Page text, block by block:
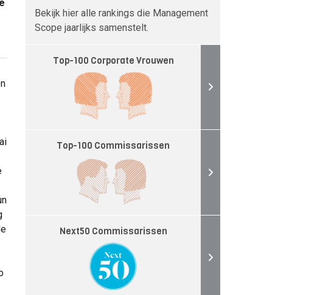
Bekijk hier alle rankings die Management
Scope jaarlijks samenstelt.
Top-100 Corporate Vrouwen
Top-100 Commissarissen
Next50 Commissarissen